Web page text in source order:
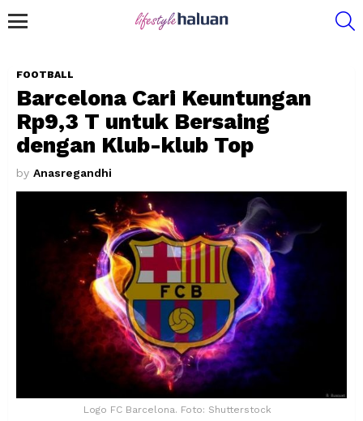
FOOTBALL
Barcelona Cari Keuntungan
Rp9,3 T untuk Bersaing
dengan Klub-klub Top
by Anasregandhi
Logo FC Barcelona. Foto: Shutterstock